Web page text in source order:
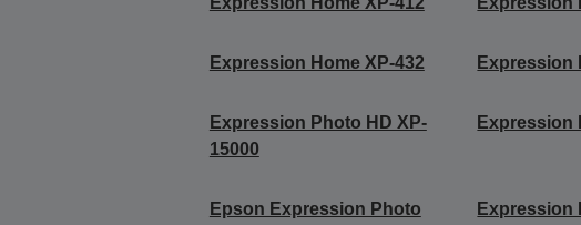
Expression Home XP-432 Expression
Expression Photo HD XP-
15000
Expression
Epson Expression Photo
Expression